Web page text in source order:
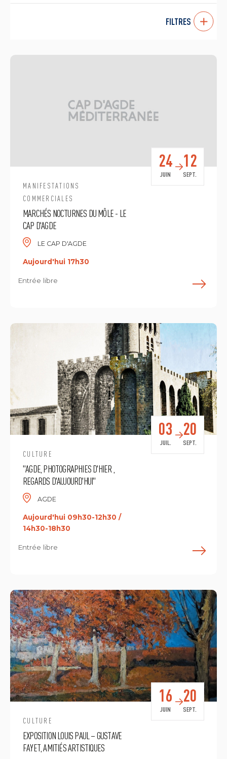
FILTRES
MANIFESTATIONS
COMMERCIALES
MARCHÉS NOCTURNES DU MÔLE - LE
CAP D'AGDE
LE CAP D'AGDE
Aujourd'hui 17h30
24
JUIN
12
SEPT.
Entrée libre
CULTURE
"AGDE, PHOTOGRAPHIES D'HIER ,
REGARDS D'AUJOURD'HUI"
AGDE
Aujourd'hui 09h30-12h30 /
14h30-18h30
03
JUIL.
20
SEPT.
Entrée libre
CULTURE
EXPOSITION LOUIS PAUL – GUSTAVE
FAYET, AMITIÉS ARTISTIQUES
16
JUIN
20
SEPT.